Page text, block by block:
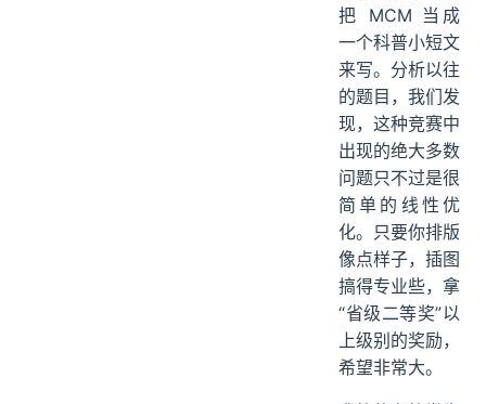
把 MCM 当成
一个科普小短文
来写。分析以往
的题目，我们发
现，这种竞赛中
出现的绝大多数
问题只不过是很
简单的线性优
化。只要你排版
像点样子，插图
搞得专业些，拿
“省级二等奖”以
上级别的奖励，
希望非常大。